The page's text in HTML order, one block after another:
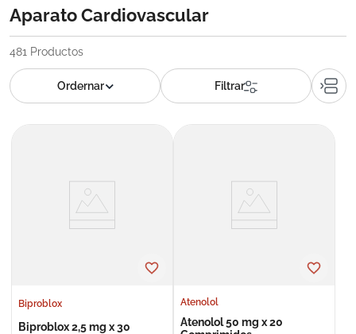
Aparato Cardiovascular
481 Productos
Biproblox
Biproblox 2,5 mg x 30
Atenolol
Atenolol 50 mg x 20
eucerin
2. protector solar
pilexil
roche posay
nivea